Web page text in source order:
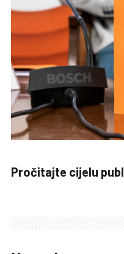
Pročitajte cijelu